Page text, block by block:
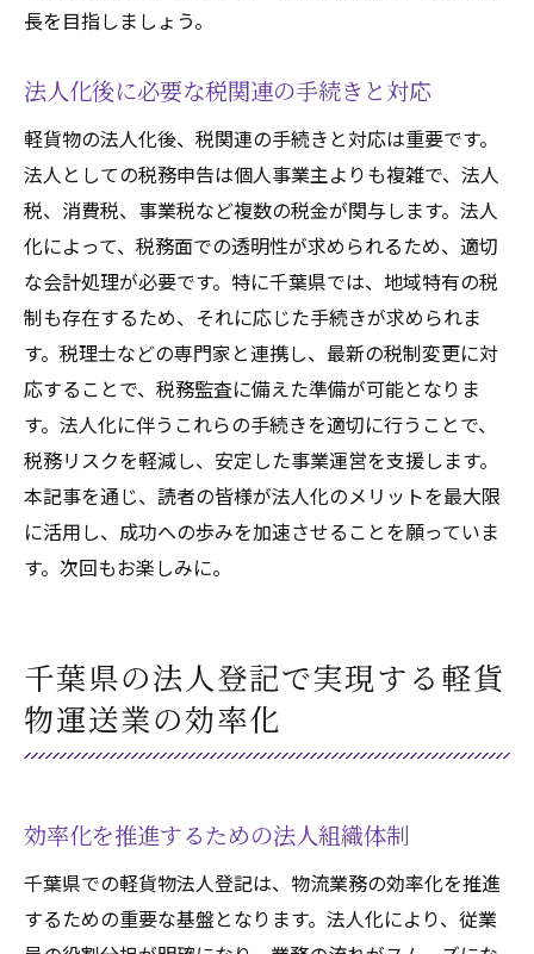
長を目指しましょう。
法人化後に必要な税関連の手続きと対応
軽貨物の法人化後、税関連の手続きと対応は重要です。
法人としての税務申告は個人事業主よりも複雑で、法人
税、消費税、事業税など複数の税金が関与します。法人
化によって、税務面での透明性が求められるため、適切
な会計処理が必要です。特に千葉県では、地域特有の税
制も存在するため、それに応じた手続きが求められま
す。税理士などの専門家と連携し、最新の税制変更に対
応することで、税務監査に備えた準備が可能となりま
す。法人化に伴うこれらの手続きを適切に行うことで、
税務リスクを軽減し、安定した事業運営を支援します。
本記事を通じ、読者の皆様が法人化のメリットを最大限
に活用し、成功への歩みを加速させることを願っていま
す。次回もお楽しみに。
千葉県の法人登記で実現する軽貨
物運送業の効率化
効率化を推進するための法人組織体制
千葉県での軽貨物法人登記は、物流業務の効率化を推進
するための重要な基盤となります。法人化により、従業